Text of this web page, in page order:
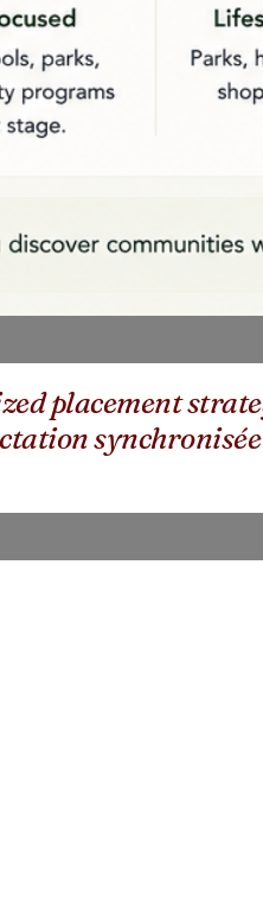
placement